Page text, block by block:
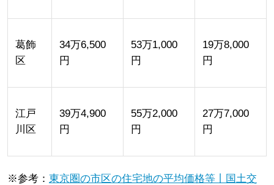
葛飾
区
34万6,500
円
53万1,000
円
19万8,000
円
江戸
川区
39万4,900
円
55万2,000
円
27万7,000
円
※参考： 東京圏の市区の住宅地の平均価格等丨国土交